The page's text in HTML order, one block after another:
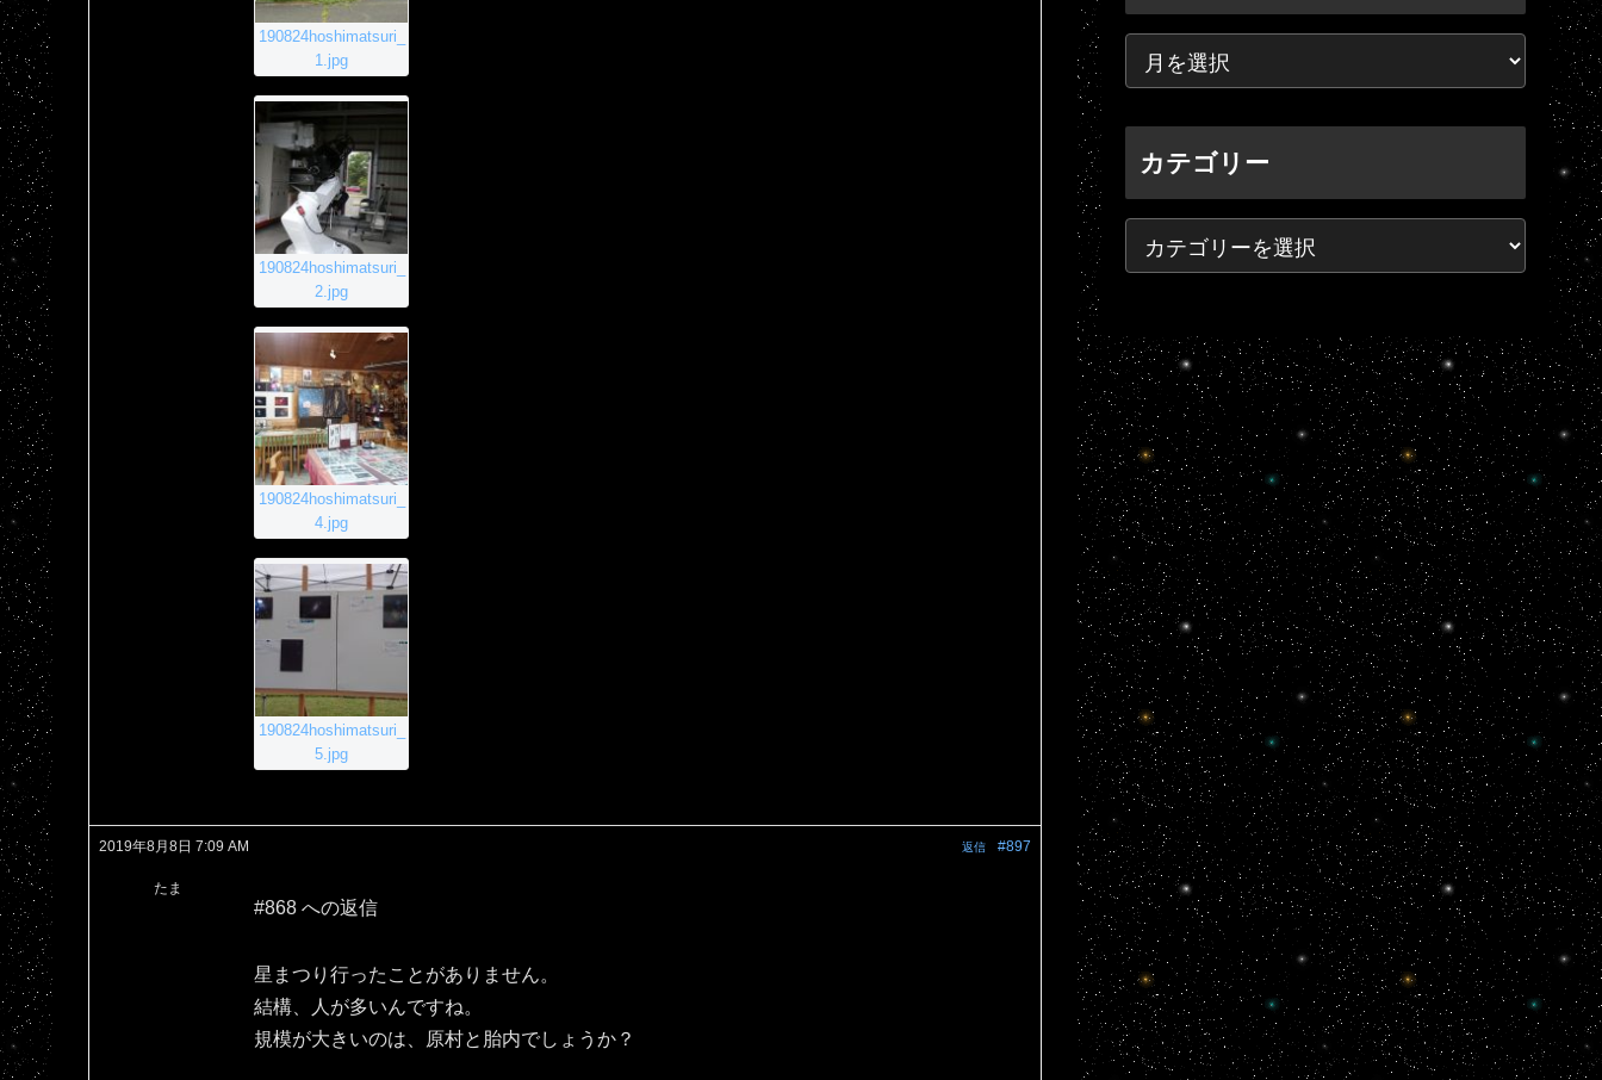
190824hoshimatsuri_
1.jpg
190824hoshimatsuri_
2.jpg
190824hoshimatsuri_
4.jpg
190824hoshimatsuri_
5.jpg
2019年8月8日 7:09 AM #897
返信
たま
#868 への返信
星まつり行ったことがありません。
結構、人が多いんですね。
規模が大きいのは、原村と胎内でしょうか？
カテゴリー